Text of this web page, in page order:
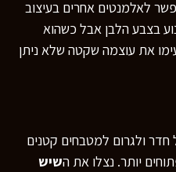
לאלמנטים אחרים בעיצוב
בצבע הלבן אבל כשהוא
את עוצמה שקטה שלא ניתן
חדר ולגרום למטבחים קטנים
יותר. נצלו את השיש